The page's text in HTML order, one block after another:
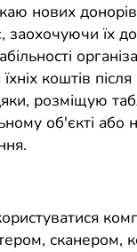
нових
заохочуючи їх
коштів
розміщую
об'єкті або
сканером,